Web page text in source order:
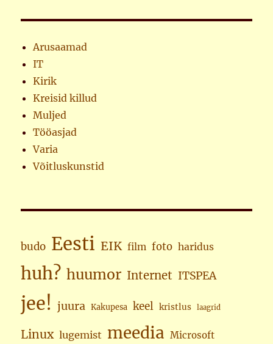
Arusaamad
IT
Kirik
Kreisid killud
Muljed
Tööasjad
Varia
Võitluskunstid
budo Eesti EIK film foto haridus
huh? huumor Internet ITSPEA
jee! juura Kakupesa keel kristlus laagrid
Linux lugemist meedia Microsoft